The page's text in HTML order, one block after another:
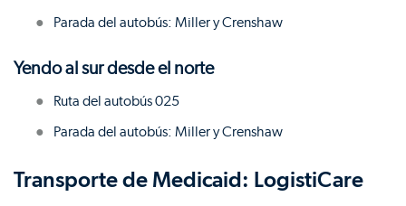
Parada del autobús: Miller y Crenshaw
Yendo al sur desde el norte
Ruta del autobús 025
Parada del autobús: Miller y Crenshaw
Transporte de Medicaid: LogistiCare